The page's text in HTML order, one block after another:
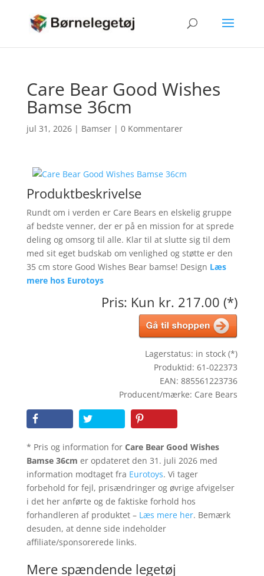
Care Bear Good Wishes
Bamse 36cm
jul 31, 2026| Bamser| 0 Kommentarer
Produktbeskrivelse
Rundt om i verden er Care Bears en elskelig gruppe
af bedste venner, der er på en mission for at sprede
deling og omsorg til alle. Klar til at slutte sig til dem
med sit eget budskab om venlighed og støtte er den
35 cm store Good Wishes Bear bamse! Design Læs
mere hos Eurotoys
Pris: Kun kr. 217.00 (*)
Lagerstatus: in stock (*)
Produktid: 61-022373
EAN: 885561223736
Producent/mærke: Care Bears
* Pris og information for Care Bear Good Wishes
Bamse 36cm er opdateret den 31. juli 2026 med
information modtaget fra Eurotoys. Vi tager
forbehold for fejl, prisændringer og øvrige afvigelser
i det her anførte og de faktiske forhold hos
forhandleren af produktet – Læs mere her. Bemærk
desuden, at denne side indeholder
affiliate/sponsorerede links.
Mere spændende legetøj